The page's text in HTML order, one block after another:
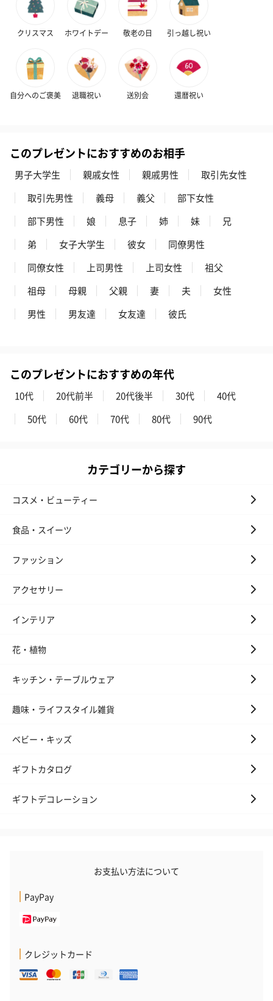
クリスマス ホワイトデー 敬老の日 引っ越し祝い
自分へのご褒美 退職祝い 送別会 還暦祝い
このプレゼントにおすすめのお相手
男子大学生 親戚女性 親戚男性
取引先女性
取引先男性
義母 義父
部下女性
部下男性
娘 息子 姉 妹
兄
弟
女子大学生 彼女
同僚男性
同僚女性
上司男性 上司女性
祖父
祖母
母親 父親 妻 夫
女性
男性
男友達 女友達 彼氏
このプレゼントにおすすめの年代
10代 20代前半 20代後半 30代
40代
50代
60代 70代 80代 90代
カテゴリーから探す
コスメ・ビューティー
食品・スイーツ
ファッション
アクセサリー
インテリア
花・植物
キッチン・テーブルウェア
趣味・ライフスタイル雑貨
ベビー・キッズ
ギフトカタログ
ギフトデコレーション
お支払い方法について
PayPay
クレジットカード